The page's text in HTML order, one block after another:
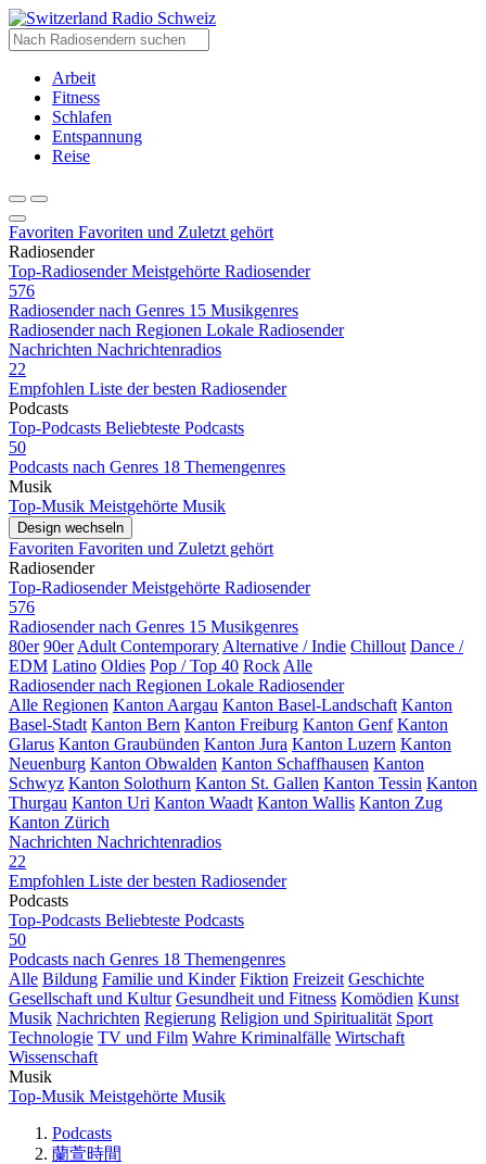
Radio Schweiz
Arbeit
Fitness
Schlafen
Entspannung
Reise
Favoriten Favoriten und Zuletzt gehört
Radiosender
Top-Radiosender Meistgehörte Radiosender
576
Radiosender nach Genres 15 Musikgenres
Radiosender nach Regionen Lokale Radiosender
Nachrichten Nachrichtenradios
22
Empfohlen Liste der besten Radiosender
Podcasts
Top-Podcasts Beliebteste Podcasts
50
Podcasts nach Genres 18 Themengenres
Musik
Top-Musik Meistgehörte Musik
Design wechseln
Favoriten Favoriten und Zuletzt gehört
Radiosender
Top-Radiosender Meistgehörte Radiosender
576
Radiosender nach Genres 15 Musikgenres
80er 90er Adult Contemporary Alternative / Indie Chillout Dance /
EDM Latino Oldies Pop / Top 40 Rock Alle
Radiosender nach Regionen Lokale Radiosender
Alle Regionen Kanton Aargau Kanton Basel-Landschaft Kanton
Basel-Stadt Kanton Bern Kanton Freiburg Kanton Genf Kanton
Glarus Kanton Graubünden Kanton Jura Kanton Luzern Kanton
Neuenburg Kanton Obwalden Kanton Schaffhausen Kanton
Schwyz Kanton Solothurn Kanton St. Gallen Kanton Tessin Kanton
Thurgau Kanton Uri Kanton Waadt Kanton Wallis Kanton Zug
Kanton Zürich
Nachrichten Nachrichtenradios
22
Empfohlen Liste der besten Radiosender
Podcasts
Top-Podcasts Beliebteste Podcasts
50
Podcasts nach Genres 18 Themengenres
Alle Bildung Familie und Kinder Fiktion Freizeit Geschichte
Gesellschaft und Kultur Gesundheit und Fitness Komödien Kunst
Musik Nachrichten Regierung Religion und Spiritualität Sport
Technologie TV und Film Wahre Kriminalfälle Wirtschaft
Wissenschaft
Musik
Top-Musik Meistgehörte Musik
Podcasts
蘭萱時間